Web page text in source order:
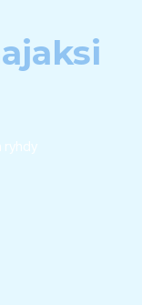
ryhdy